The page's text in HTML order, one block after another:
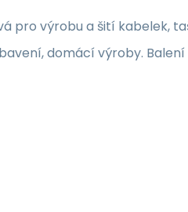
pro výrobu a šití kabelek,
domácí výroby. Balení